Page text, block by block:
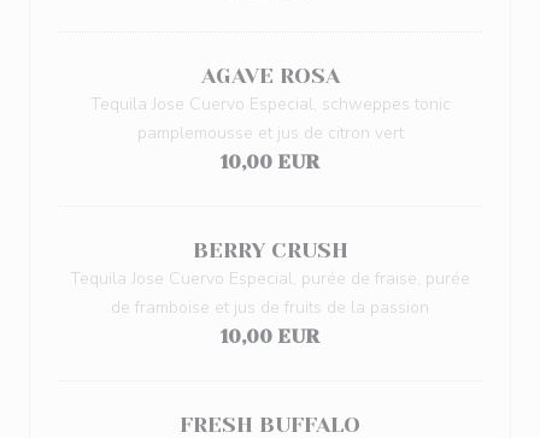
AGAVE ROSA
Tequila Jose Cuervo Especial, schweppes tonic
pamplemousse et jus de citron vert
10,00 EUR
BERRY CRUSH
Tequila Jose Cuervo Especial, purée de fraise, purée
de framboise et jus de fruits de la passion
10,00 EUR
FRESH BUFFALO